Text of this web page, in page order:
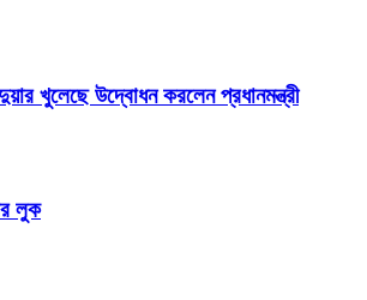
খুলেছে উদ্বোধন করলেন প্রধানমন্ত্রী
লুক